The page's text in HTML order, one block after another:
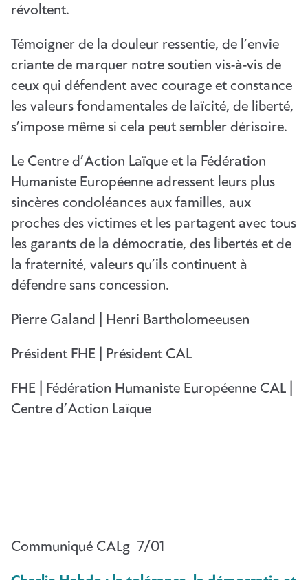
révoltent.
Témoigner de la douleur ressentie, de l’envie
criante de marquer notre soutien vis-à-vis de
ceux qui défendent avec courage et constance
les valeurs fondamentales de laïcité, de liberté,
s’impose même si cela peut sembler dérisoire.
Le Centre d’Action Laïque et la Fédération
Humaniste Européenne adressent leurs plus
sincères condoléances aux familles, aux
proches des victimes et les partagent avec tous
les garants de la démocratie, des libertés et de
la fraternité, valeurs qu’ils continuent à
défendre sans concession.
Pierre Galand | Henri Bartholomeeusen
Président FHE | Président CAL
FHE | Fédération Humaniste Européenne CAL |
Centre d’Action Laïque
Communiqué CALg 7/01